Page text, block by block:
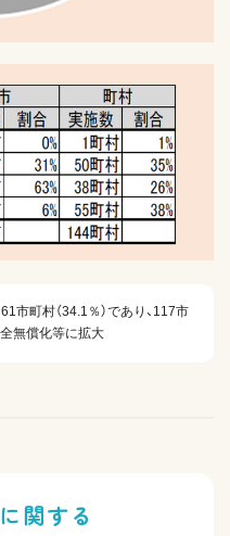
市町村（34.1％）であり、117市
無償化等に拡大
関する